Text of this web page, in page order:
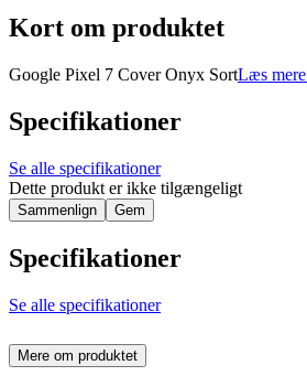
Kort om produktet
Google Pixel 7 Cover Onyx SortLæs
Specifikationer
Se alle specifikationer
Dette produkt er ikke tilgængeligt
Sammenlign Gem
Specifikationer
Se alle specifikationer
Mere om produktet